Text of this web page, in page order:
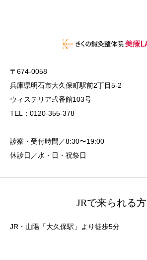
〒674-0058
兵庫県明石市大久保町駅前2丁目5-2
ウィステリア弐番館103号
TEL：0120-355-378
診察・受付時間／8:30〜19:00
休診日／水・日・祝祭日
JRで来られる方
JR・山陽「大久保駅」より徒歩5分